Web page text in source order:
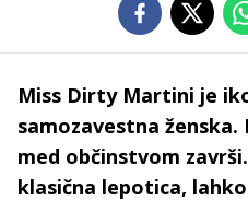
Miss Dirty Martini je
samozavestna
med občinstvom
klasična lepotica,